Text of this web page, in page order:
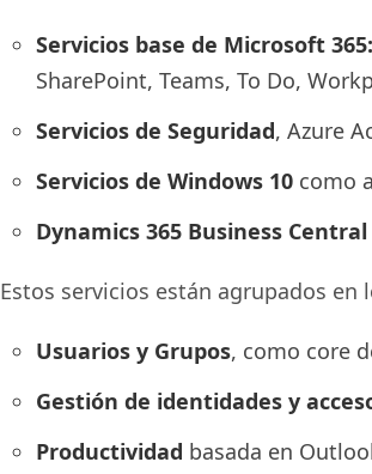
Servicios base de Microsoft 365:
SharePoint, Teams, To Do,
Servicios de Seguridad, Azure
Servicios de Windows 10 como
Dynamics 365 Business Central
Estos servicios están agrupados en
Usuarios y Grupos, como core
Gestión de identidades y
Productividad basada en